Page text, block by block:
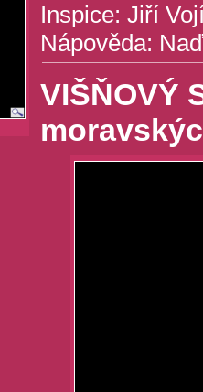
Inspice: Jiří
Nápověda:
VIŠŇOVÝ